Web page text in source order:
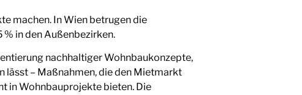
machen. In Wien betrugen die
in den Außenbezirken.
nachhaltiger Wohnbaukonzepte,
lässt – Maßnahmen, die den Mietmarkt
in Wohnbauprojekte bieten. Die